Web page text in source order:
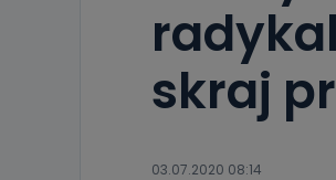
skraj
03.07.2020 08:14